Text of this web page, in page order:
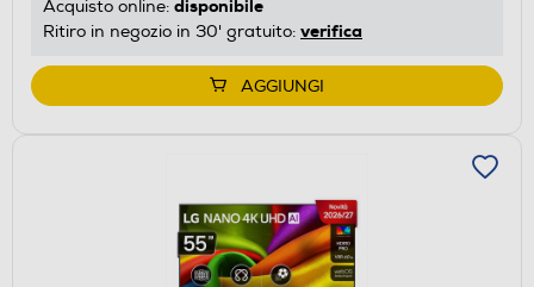
Acquisto online: disponibile
Ritiro in negozio in 30' gratuito: verifica
AGGIUNGI